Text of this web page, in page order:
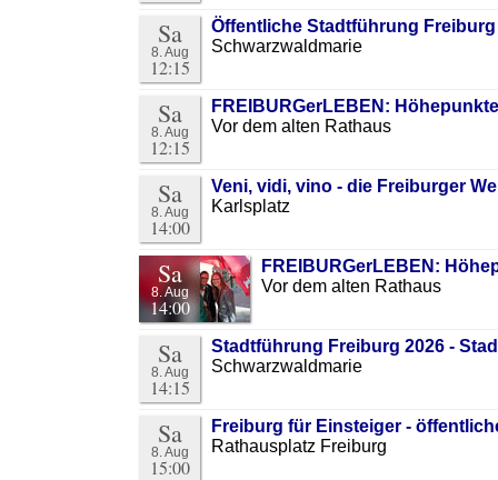
Sa
8. Aug
12:15
Öffentliche Stadtführung
Schwarzwaldmarie
Sa
8. Aug
12:15
FREIBURGerLEBEN:
Vor dem alten Rathaus
Sa
8. Aug
14:00
Veni, vidi, vino - die Freiburger
Karlsplatz
Sa
8. Aug
14:00
FREIBURGerLEBEN:
Vor dem alten Rathaus
Sa
8. Aug
14:15
Stadtführung Freiburg 2026 -
Schwarzwaldmarie
Sa
8. Aug
15:00
Freiburg für Einsteiger -
Rathausplatz Freiburg